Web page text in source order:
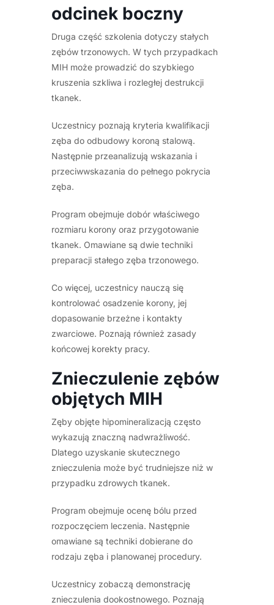
odcinek boczny
Druga część szkolenia dotyczy stałych
zębów trzonowych. W tych przypadkach
MIH może prowadzić do szybkiego
kruszenia szkliwa i rozległej destrukcji
tkanek.
Uczestnicy poznają kryteria kwalifikacji
zęba do odbudowy koroną stalową.
Następnie przeanalizują wskazania i
przeciwwskazania do pełnego pokrycia
zęba.
Program obejmuje dobór właściwego
rozmiaru korony oraz przygotowanie
tkanek. Omawiane są dwie techniki
preparacji stałego zęba trzonowego.
Co więcej, uczestnicy nauczą się
kontrolować osadzenie korony, jej
dopasowanie brzeżne i kontakty
zwarciowe. Poznają również zasady
końcowej korekty pracy.
Znieczulenie zębów
objętych MIH
Zęby objęte hipomineralizacją często
wykazują znaczną nadwrażliwość.
Dlatego uzyskanie skutecznego
znieczulenia może być trudniejsze niż w
przypadku zdrowych tkanek.
Program obejmuje ocenę bólu przed
rozpoczęciem leczenia. Następnie
omawiane są techniki dobierane do
rodzaju zęba i planowanej procedury.
Uczestnicy zobaczą demonstrację
znieczulenia dookostnowego. Poznają